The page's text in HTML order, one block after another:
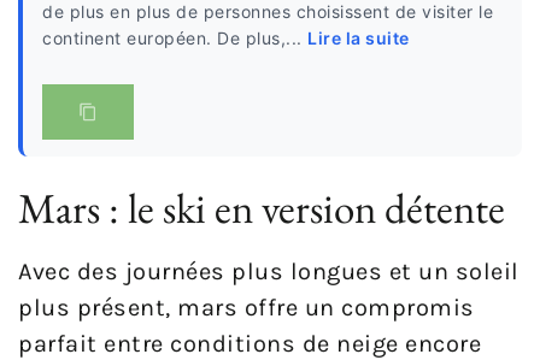
de plus en plus de personnes choisissent de visiter le
continent européen. De plus,... Lire la suite
Mars : le ski en version détente
Avec des journées plus longues et un soleil
plus présent, mars offre un compromis
parfait entre conditions de neige encore